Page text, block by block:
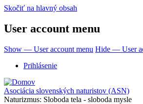
Skočiť na hlavný obsah
User account menu
Show — User account menu Hide — User
Prihlásenie
Asociácia slovenských naturistov (ASN)
Naturizmus: Sloboda tela - sloboda mysle